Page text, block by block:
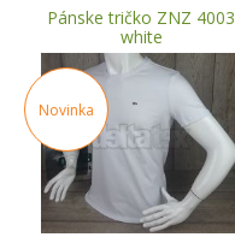
Pánske tričko ZNZ 4003
white
Novinka